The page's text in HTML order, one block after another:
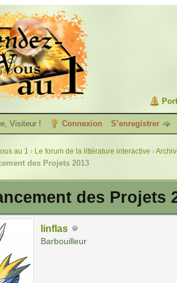
Visiteur ! Connexion S’enregistrer
au 1 › Le forum de la littérature interactive ›
des Projets 2013
des Projets
linflas
Barbouilleur